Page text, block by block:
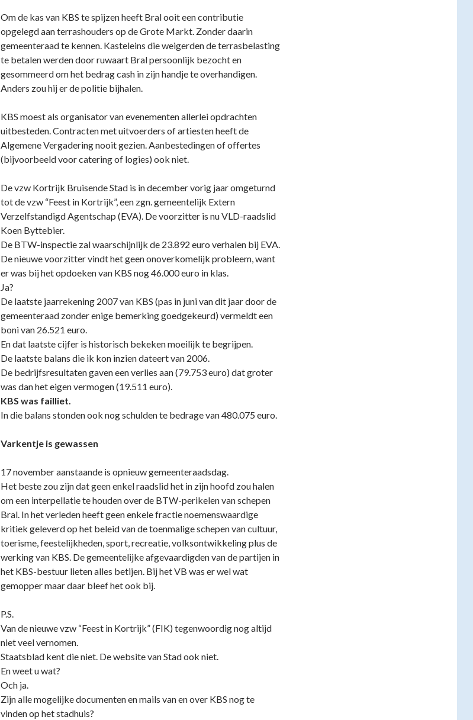
Om de kas van KBS te spijzen heeft Bral ooit een contributie
opgelegd aan terrashouders op de Grote Markt. Zonder daarin
gemeenteraad te kennen. Kasteleins die weigerden de terrasbelasting
te betalen werden door ruwaart Bral persoonlijk bezocht en
gesommeerd om het bedrag cash in zijn handje te overhandigen.
Anders zou hij er de politie bijhalen.
KBS moest als organisator van evenementen allerlei opdrachten
uitbesteden. Contracten met uitvoerders of artiesten heeft de
Algemene Vergadering nooit gezien. Aanbestedingen of offertes
(bijvoorbeeld voor catering of logies) ook niet.
De vzw Kortrijk Bruisende Stad is in december vorig jaar omgeturnd
tot de vzw “Feest in Kortrijk”, een zgn. gemeentelijk Extern
Verzelfstandigd Agentschap (EVA). De voorzitter is nu VLD-raadslid
Koen Byttebier.
De BTW-inspectie zal waarschijnlijk de 23.892 euro verhalen bij EVA.
De nieuwe voorzitter vindt het geen onoverkomelijk probleem, want
er was bij het opdoeken van KBS nog 46.000 euro in klas.
Ja?
De laatste jaarrekening 2007 van KBS (pas in juni van dit jaar door de
gemeenteraad zonder enige bemerking goedgekeurd) vermeldt een
boni van 26.521 euro.
En dat laatste cijfer is historisch bekeken moeilijk te begrijpen.
De laatste balans die ik kon inzien dateert van 2006.
De bedrijfsresultaten gaven een verlies aan (79.753 euro) dat groter
was dan het eigen vermogen (19.511 euro).
KBS was failliet.
In die balans stonden ook nog schulden te bedrage van 480.075 euro.
Varkentje is gewassen
17 november aanstaande is opnieuw gemeenteraadsdag.
Het beste zou zijn dat geen enkel raadslid het in zijn hoofd zou halen
om een interpellatie te houden over de BTW-perikelen van schepen
Bral. In het verleden heeft geen enkele fractie noemenswaardige
kritiek geleverd op het beleid van de toenmalige schepen van cultuur,
toerisme, feestelijkheden, sport, recreatie, volksontwikkeling plus de
werking van KBS. De gemeentelijke afgevaardigden van de partijen in
het KBS-bestuur lieten alles betijen. Bij het VB was er wel wat
gemopper maar daar bleef het ook bij.
P.S.
Van de nieuwe vzw “Feest in Kortrijk” (FIK) tegenwoordig nog altijd
niet veel vernomen.
Staatsblad kent die niet. De website van Stad ook niet.
En weet u wat?
Och ja.
Zijn alle mogelijke documenten en mails van en over KBS nog te
vinden op het stadhuis?